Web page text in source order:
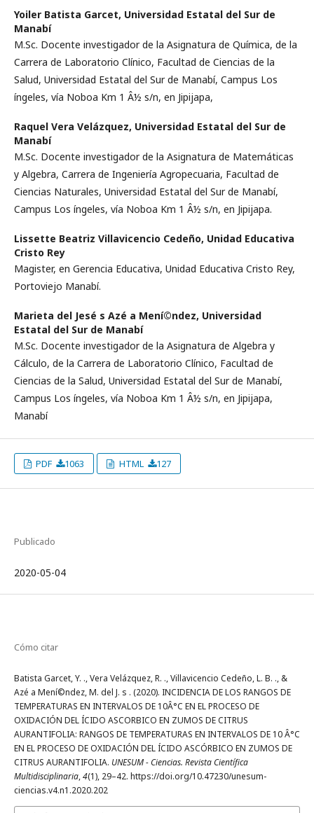
Yoiler Batista Garcet, Universidad Estatal del Sur de
Manabí­
M.Sc. Docente investigador de la Asignatura de Quí­mica, de la
Carrera de Laboratorio Clí­nico, Facultad de Ciencias de la
Salud, Universidad Estatal del Sur de Manabí­, Campus Los
íngeles, ví­a Noboa Km 1 Â½ s/n, en Jipijapa,
Raquel Vera Velázquez, Universidad Estatal del Sur de
Manabí­
M.Sc. Docente investigador de la Asignatura de Matemáticas
y Algebra, Carrera de Ingenierí­a Agropecuaria, Facultad de
Ciencias Naturales, Universidad Estatal del Sur de Manabí­,
Campus Los íngeles, ví­a Noboa Km 1 Â½ s/n, en Jipijapa.
Lissette Beatriz Villavicencio Cedeño, Unidad Educativa
Cristo Rey
Magister, en Gerencia Educativa, Unidad Educativa Cristo Rey,
Portoviejo Manabí­.
Marieta del Jesé s Azé a Mení©ndez, Universidad
Estatal del Sur de Manabí­
M.Sc. Docente investigador de la Asignatura de Algebra y
Cálculo, de la Carrera de Laboratorio Clí­nico, Facultad de
Ciencias de la Salud, Universidad Estatal del Sur de Manabí­,
Campus Los íngeles, ví­a Noboa Km 1 Â½ s/n, en Jipijapa,
Manabí­
PDF 1063 HTML 127
Publicado
2020-05-04
Cómo citar
Batista Garcet, Y. ., Vera Velázquez, R. ., Villavicencio Cedeño, L. B. ., &
Azé a Mení©ndez, M. del J. s . (2020). INCIDENCIA DE LOS RANGOS DE
TEMPERATURAS EN INTERVALOS DE 10Â°C EN EL PROCESO DE
OXIDACIÓN DEL ÍCIDO ASCORBICO EN ZUMOS DE CITRUS
AURANTIFOLIA: RANGOS DE TEMPERATURAS EN INTERVALOS DE 10 Â°C
EN EL PROCESO DE OXIDACIÓN DEL ÍCIDO ASCÓRBICO EN ZUMOS DE
CITRUS AURANTIFOLIA. UNESUM - Ciencias. Revista Científica
Multidisciplinaria,4(1), 29–42. https://doi.org/10.47230/unesum-
ciencias.v4.n1.2020.202